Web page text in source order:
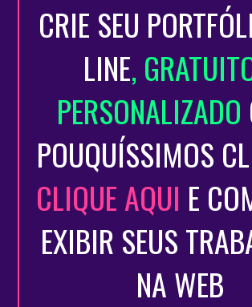
CRIE SEU
LINE,
PERSONALIZADO
POUQUÍSSIMOS
CLIQUE AQUI E
EXIBIR SEUS
NA WEB